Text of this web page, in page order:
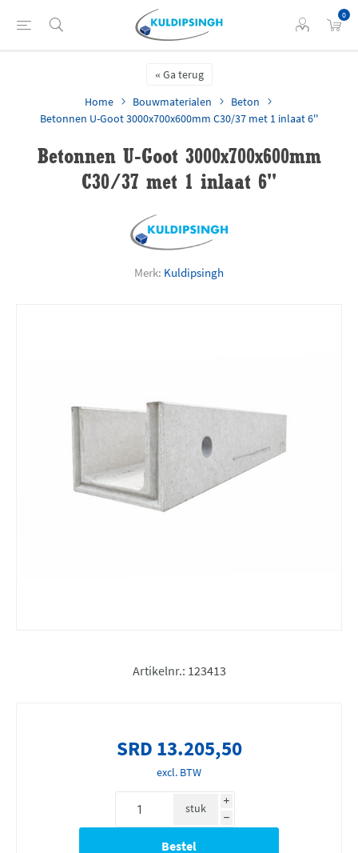
0
Ga terug
Home
Bouwmaterialen
Beton
Betonnen U-Goot 3000x700x600mm C30/37 met 1 inlaat 6''
Betonnen U-Goot 3000x700x600mm
C30/37 met 1 inlaat 6''
Merk: Kuldipsingh
Artikelnr.: 123413
SRD 13.205,50
excl. BTW
i
h
stuk